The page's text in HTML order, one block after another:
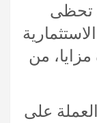
تحظى
مزايا، من
على